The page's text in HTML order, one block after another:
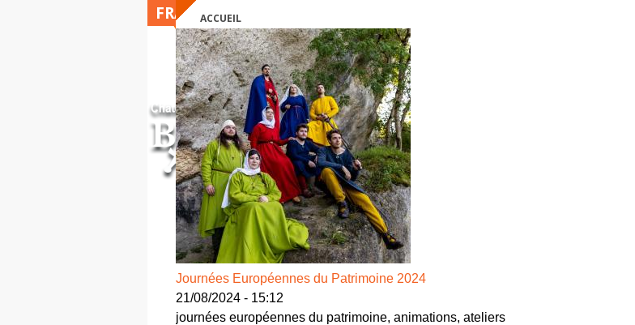
FRANÇAIS
VOUS ÊTES ICI
ACCUEIL
Journées Européennes du Patrimoine 2024
21/08/2024 - 15:12
journées européennes du patrimoine, animations, ateliers